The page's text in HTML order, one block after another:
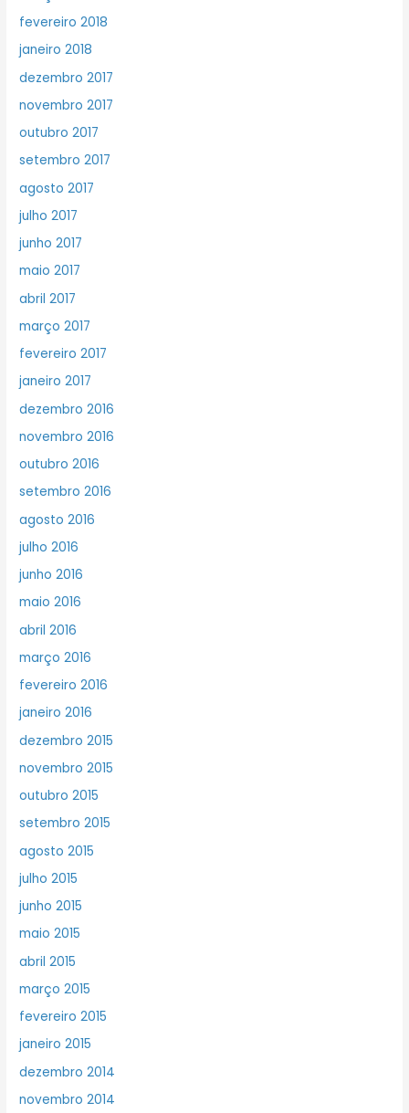
fevereiro 2018
janeiro 2018
dezembro 2017
novembro 2017
outubro 2017
setembro 2017
agosto 2017
julho 2017
junho 2017
maio 2017
abril 2017
março 2017
fevereiro 2017
janeiro 2017
dezembro 2016
novembro 2016
outubro 2016
setembro 2016
agosto 2016
julho 2016
junho 2016
maio 2016
abril 2016
março 2016
fevereiro 2016
janeiro 2016
dezembro 2015
novembro 2015
outubro 2015
setembro 2015
agosto 2015
julho 2015
junho 2015
maio 2015
abril 2015
março 2015
fevereiro 2015
janeiro 2015
dezembro 2014
novembro 2014